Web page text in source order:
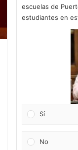
escuelas de
estudiantes en
Sí
No